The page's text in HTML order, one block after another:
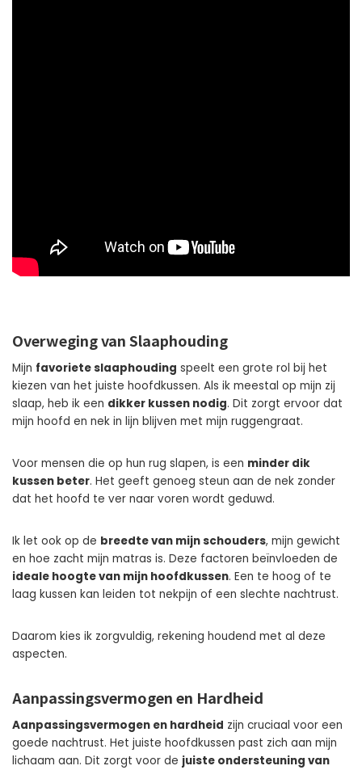
Overweging van Slaaphouding
Mijn favoriete slaaphouding speelt een grote rol bij het
kiezen van het juiste hoofdkussen. Als ik meestal op mijn zij
slaap, heb ik een dikker kussen nodig. Dit zorgt ervoor dat
mijn hoofd en nek in lijn blijven met mijn ruggengraat.
Voor mensen die op hun rug slapen, is een minder dik
kussen beter. Het geeft genoeg steun aan de nek zonder
dat het hoofd te ver naar voren wordt geduwd.
Ik let ook op de breedte van mijn schouders, mijn gewicht
en hoe zacht mijn matras is. Deze factoren beïnvloeden de
ideale hoogte van mijn hoofdkussen. Een te hoog of te
laag kussen kan leiden tot nekpijn of een slechte nachtrust.
Daarom kies ik zorgvuldig, rekening houdend met al deze
aspecten.
Aanpassingsvermogen en Hardheid
Aanpassingsvermogen en hardheid zijn cruciaal voor een
goede nachtrust. Het juiste hoofdkussen past zich aan mijn
lichaam aan. Dit zorgt voor de juiste ondersteuning van